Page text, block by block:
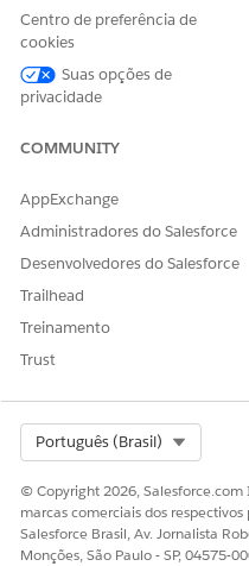
ESTE ARTIGO
Centro de preferência de
cookies
Suas opções de
privacidade
COMMUNITY
AppExchange
Administradores do Salesforce
Desenvolvedores do Salesforce
Trailhead
Treinamento
Trust
Português (Brasil)
© Copyright 2026, Salesforce.com
marcas comerciais dos respectivos
Salesforce Brasil, Av. Jornalista
Monções, São Paulo - SP, 04575-